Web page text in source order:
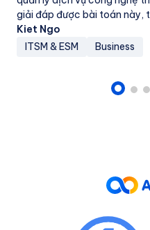
giải đáp được bài toán này,
mô hình triển khai ITSM...
Kiet Ngo
ITSM & ESM
Business